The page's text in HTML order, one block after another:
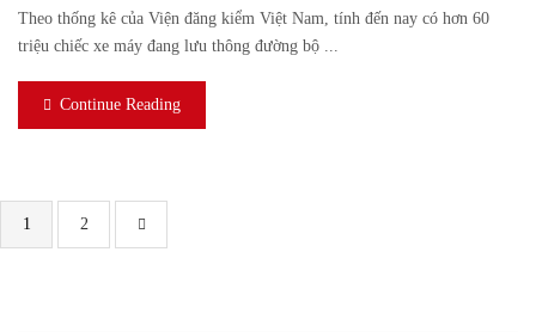
Theo thống kê của Viện đăng kiểm Việt Nam, tính đến nay có hơn 60
triệu chiếc xe máy đang lưu thông đường bộ ...
Continue Reading
1 2